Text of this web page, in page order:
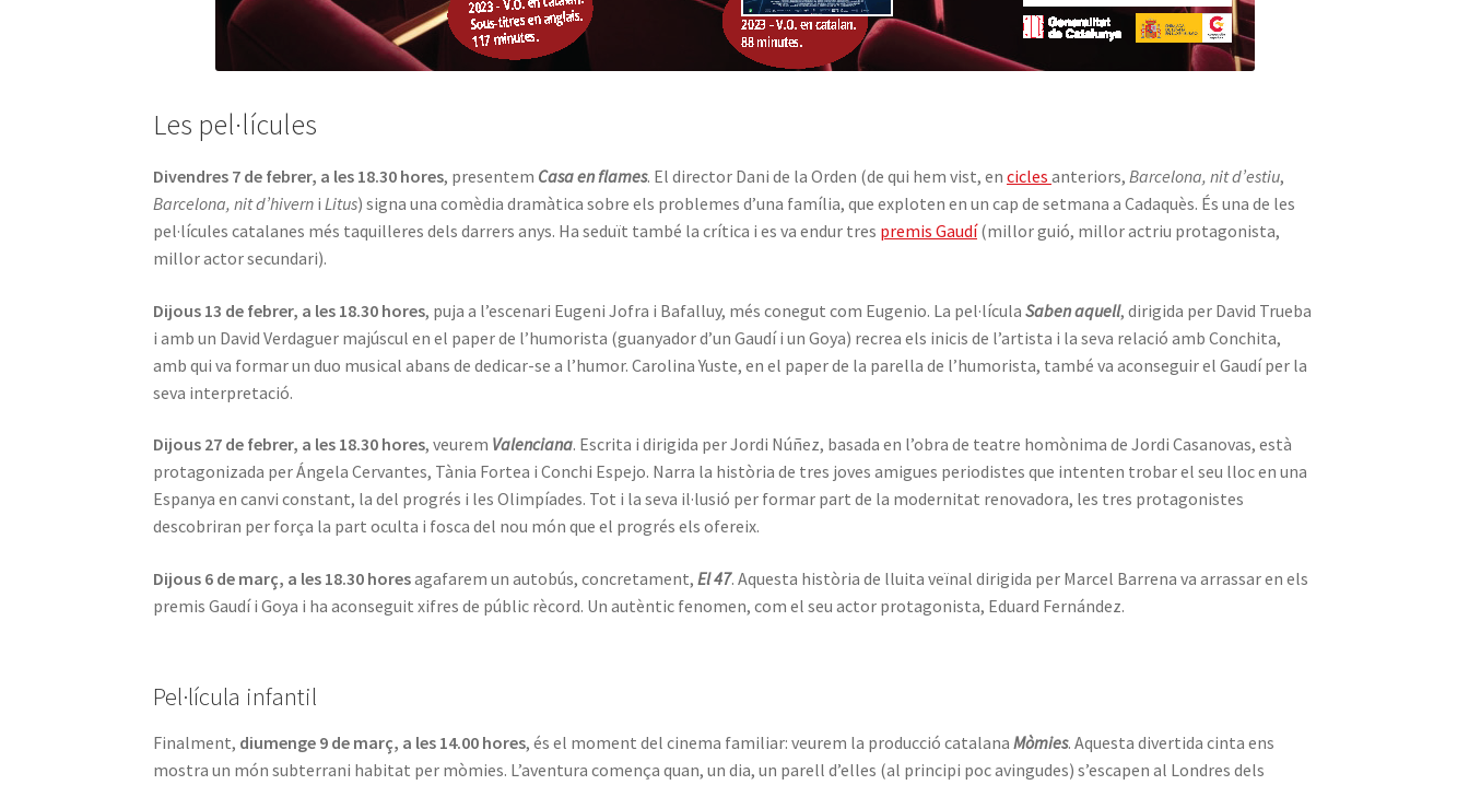
Les pel·lícules
Divendres 7 de febrer, a les 18.30 hores, presentem Casa en flames. El director Dani de la Orden (de qui hem vist, enciclesanteriors,Barcelona, nit d’estiu,
Barcelona, nit d’hivern iLitus) signa una comèdia dramàtica sobre els problemes d’una família, que exploten en un cap de setmana a Cadaquès. És una de les
pel·lícules catalanes més taquilleres dels darrers anys. Ha seduït també la crítica i es va endur tres premis Gaudí(millor guió, millor actriu protagonista,
millor actor secundari).
Dijous 13 de febrer, a les 18.30 hores, puja a l’escenari Eugeni Jofra i Bafalluy, més conegut com Eugenio. La pel·lículaSaben aquell, dirigida per David Trueba
i amb un David Verdaguer majúscul en el paper de l’humorista (guanyador d’un Gaudí i un Goya) recrea els inicis de l’artista i la seva relació amb Conchita,
amb qui va formar un duo musical abans de dedicar-se a l’humor. Carolina Yuste, en el paper de la parella de l’humorista, també va aconseguir el Gaudí per la
seva interpretació.
Dijous 27 de febrer, a les 18.30 hores, veurem Valenciana. Escrita i dirigida per Jordi Núñez, basada en l’obra de teatre homònima de Jordi Casanovas, està
protagonizada per Ángela Cervantes, Tània Fortea i Conchi Espejo. Narra la història de tres joves amigues periodistes que intenten trobar el seu lloc en una
Espanya en canvi constant, la del progrés i les Olimpíades. Tot i la seva il·lusió per formar part de la modernitat renovadora, les tres protagonistes
descobriran per força la part oculta i fosca del nou món que el progrés els ofereix.
Dijous 6 de març, a les 18.30 horesagafarem un autobús, concretament,El 47. Aquesta història de lluita veïnal dirigida per Marcel Barrena va arrassar en els
premis Gaudí i Goya i ha aconseguit xifres de públic rècord. Un autèntic fenomen, com el seu actor protagonista, Eduard Fernández.
Pel·lícula infantil
Finalment, diumenge 9 de març, a les 14.00 hores, és el moment del cinema familiar: veurem la producció catalanaMòmies. Aquesta divertida cinta ens
mostra un món subterrani habitat per mòmies. L’aventura comença quan, un dia, un parell d’elles (al principi poc avingudes) s’escapen al Londres dels